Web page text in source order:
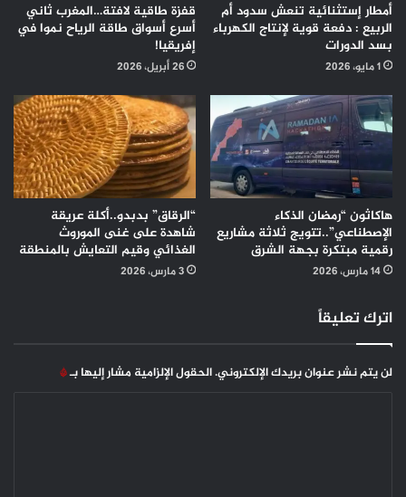
أمطار إستثنائية تنعش سدود أم
الربيع : دفعة قوية لإنتاج الكهرباء
بسد الدورات
1 مايو، 2026
قفزة طاقية لافتة…المغرب ثاني
أسرع أسواق طاقة الرياح نموا في
إفريقيا!
26 أبريل، 2026
هاكاثون “رمضان الذكاء
الإصطناعي”..تتويج ثلاثة مشاريع
رقمية مبتكرة بجهة الشرق
14 مارس، 2026
“الرقاق” بدبدو..أكلة عريقة
شاهدة على غنى الموروث
الغذائي وقيم التعايش بالمنطقة
3 مارس، 2026
اترك تعليقاً
لن يتم نشر عنوان بريدك الإلكتروني.الحقول الإلزامية مشار إليها بـ*